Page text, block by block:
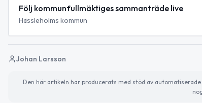
Följ kommunfullmäktiges sammanträde live
Hässleholms kommun
Johan Larsson
Den här artikeln har producerats med stöd av